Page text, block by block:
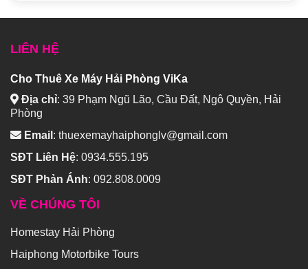
LIÊN HỆ
Cho Thuê Xe Máy Hải Phòng ViKa
Địa chỉ: 39 Phạm Ngũ Lão, Cầu Đất, Ngô Quyền, Hải
Phòng
Email : thuexemayhaiphonglv@gmail.com
SĐT Liên Hệ: 0934.555.195
SĐT Phản Ánh: 092.808.0009
VỀ CHÚNG TÔI
Homestay Hải Phòng
Haiphong Motorbike Tours